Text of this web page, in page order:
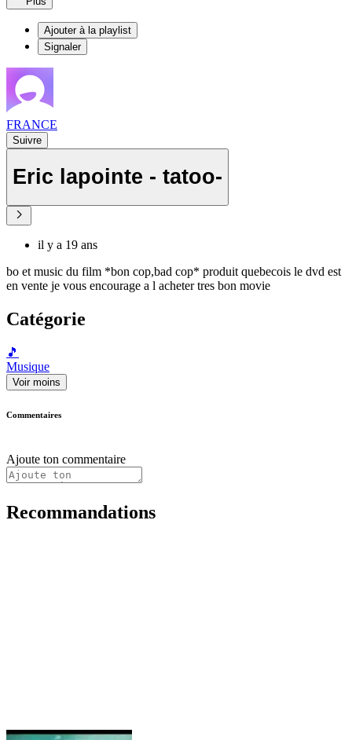
Ajouter à la playlist
Signaler
FRANCE
Suivre
Eric lapointe - tatoo-
il y a 19 ans
bo et music du film *bon cop,bad cop* produit quebecois le dvd est
en vente je vous encourage a l acheter tres bon movie
Catégorie
🎵
Musique
Voir moins
Commentaires
Ajoute ton commentaire
Recommandations